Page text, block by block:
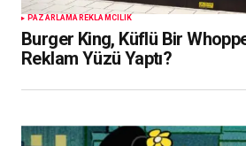
PAZARLAMA REKLAMCILIK
Burger King, Küflü Bir
Reklam Yüzü Yaptı?